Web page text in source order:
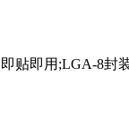
贴即用;LGA-8